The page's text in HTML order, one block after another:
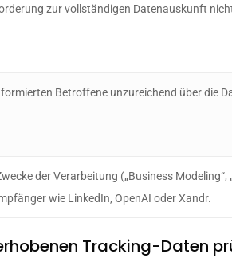
zur vollständigen Datenauskunft
Betroffene unzureichend über die
der Verarbeitung („Business Modeling“,
wie LinkedIn, OpenAI oder Xandr.
Tracking-Daten